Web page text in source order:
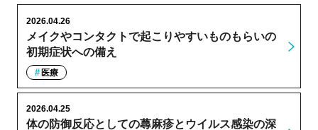
メイクやコンタクトで起こりやすいものもらいの
初期症状への備え
2026.04.26
医療
体の防御反応としての蕁麻疹とウイルス感染の深
2026.04.25